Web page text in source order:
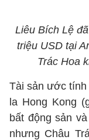
Liêu Bích Lệ
triệu USD tại
Trác Hoa
Tài sản ước tính
la Hong Kong
bất động sản
nhưng Châu